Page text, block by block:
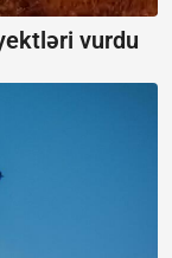
vurdu